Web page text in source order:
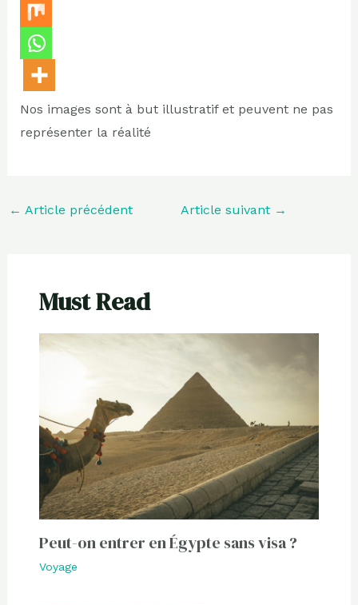
Nos images sont à but illustratif et peuvent ne pas
représenter la réalité
← Article précédent Article suivant →
Must Read
Peut-on entrer en Égypte sans visa ?
Voyage